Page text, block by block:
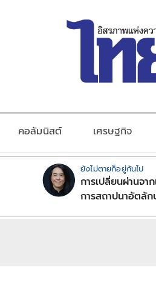
คอลัมนิสต์ เศรษฐกิจ
ยังไม่ตายก็อยู่กันไป
การเปลี่ยนผ่านจา
การสถาปนาอัตลั